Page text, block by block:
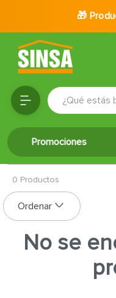
🎁
¿Qué estás
Promociones
0 Productos
No se